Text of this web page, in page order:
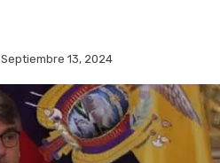
Septiembre 13, 2024